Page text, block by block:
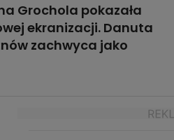
Grochola pokazała
ekranizacji. Danuta
zachwyca jako